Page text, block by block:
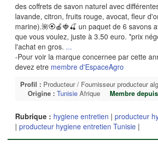
des coffrets de savon naturel avec
lavande, citron, fruits rouge, avocat, fleur
marine).🌺🏵️🍎🍓🍒 un paquet de 6 savons
que vous voulez, juste à 3.50 euro. *prix
l'achat en gros. ...
-Pour voir la marque concernee par cette
devez etre membre d'EspaceAgro
Profil : Producteur / Fournisseur producteur
Origine : Tunisie Afrique Membre
Rubrique : hygiene entretien | producteur
| producteur hygiene entretien Tunisie |